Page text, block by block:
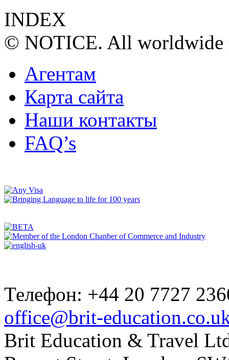
INDEX
© NOTICE. All worldwide
Агентам
Карта сайта
Наши контакты
FAQ’s
Телефон: +44 20 7727
office@brit-
Brit Education & Travel